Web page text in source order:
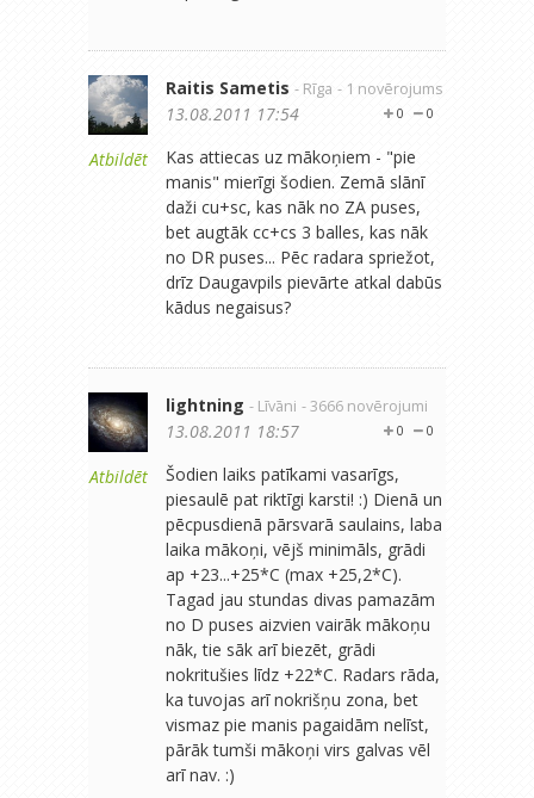
Atbildēt
Raitis Sametis - Rīga - 1 novērojums
0
0
13.08.2011 17:54
Kas attiecas uz mākoņiem - "pie
manis" mierīgi šodien. Zemā slānī
daži cu+sc, kas nāk no ZA puses,
bet augtāk cc+cs 3 balles, kas nāk
no DR puses... Pēc radara spriežot,
drīz Daugavpils pievārte atkal dabūs
kādus negaisus?
Atbildēt
lightning - Līvāni - 3666 novērojumi
0
0
13.08.2011 18:57
Šodien laiks patīkami vasarīgs,
piesaulē pat riktīgi karsti! :) Dienā un
pēcpusdienā pārsvarā saulains, laba
laika mākoņi, vējš minimāls, grādi
ap +23...+25*C (max +25,2*C).
Tagad jau stundas divas pamazām
no D puses aizvien vairāk mākoņu
nāk, tie sāk arī biezēt, grādi
nokritušies līdz +22*C. Radars rāda,
ka tuvojas arī nokrišņu zona, bet
vismaz pie manis pagaidām nelīst,
pārāk tumši mākoņi virs galvas vēl
arī nav. :)